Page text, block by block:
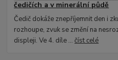
čedičích a v minerální půdě
Čedič dokáže znepříjemnit den i
rozhoupe, zvuk se změní na
displeji. Ve 4. díle ...číst celé